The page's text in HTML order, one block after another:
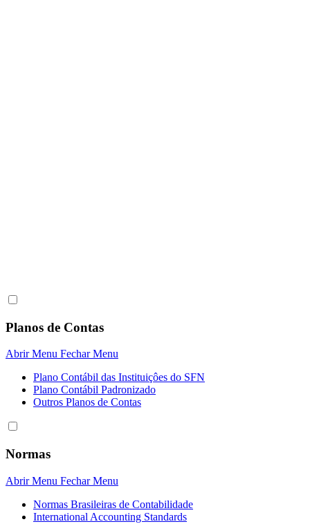
Planos de Contas
Abrir Menu Fechar Menu
Plano Contábil das Instituiçôes do SFN
Plano Contábil Padronizado
Outros Planos de Contas
Normas
Abrir Menu Fechar Menu
Normas Brasileiras de Contabilidade
International Accounting Standards